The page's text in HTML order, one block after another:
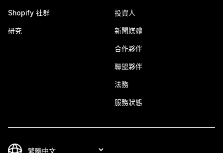
Shopify 社群
研究
投資人
新聞媒體
合作夥伴
聯盟夥伴
法務
服務狀態